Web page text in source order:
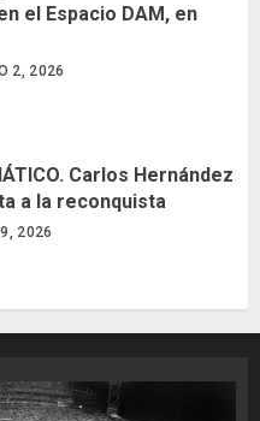
el Espacio DAM, en
2, 2026
Carlos Hernández
a la reconquista
2026